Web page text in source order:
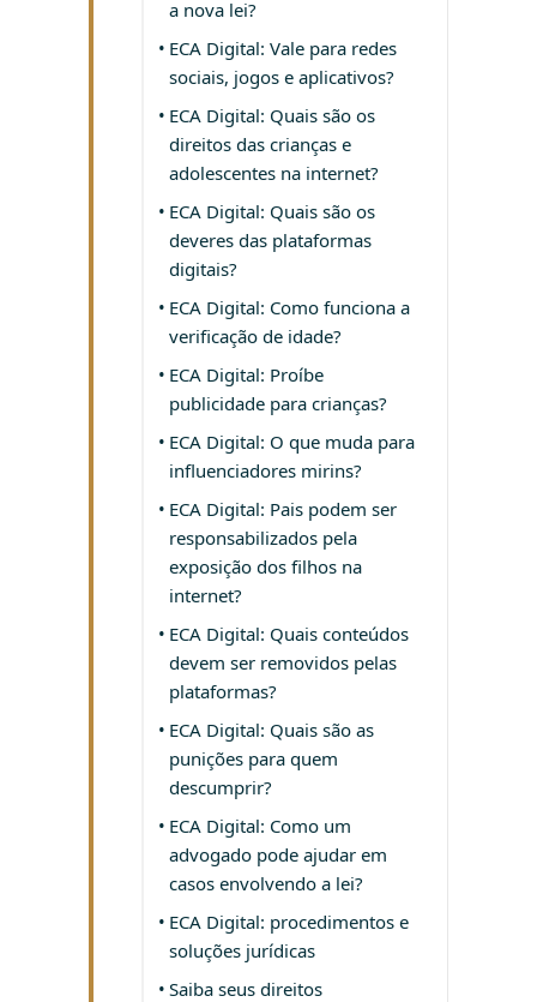
a nova lei?
ECA Digital: Vale para redes
sociais, jogos e aplicativos?
ECA Digital: Quais são os
direitos das crianças e
adolescentes na internet?
ECA Digital: Quais são os
deveres das plataformas
digitais?
ECA Digital: Como funciona a
verificação de idade?
ECA Digital: Proíbe
publicidade para crianças?
ECA Digital: O que muda para
influenciadores mirins?
ECA Digital: Pais podem ser
responsabilizados pela
exposição dos filhos na
internet?
ECA Digital: Quais conteúdos
devem ser removidos pelas
plataformas?
ECA Digital: Quais são as
punições para quem
descumprir?
ECA Digital: Como um
advogado pode ajudar em
casos envolvendo a lei?
ECA Digital: procedimentos e
soluções jurídicas
Saiba seus direitos